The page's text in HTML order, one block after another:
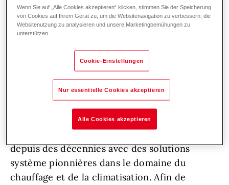
Pour élargir et renforcer notre équipe de
service dans la Suisse romande, nous te
cherchons !
En tant qu'entreprise technologique de
depuis des décennies avec des solutions
système pionnières dans le domaine du
chauffage et de la climatisation. Afin de
Wenn Sie auf „Alle Cookies akzeptieren“ klicken, stimmen Sie der Speicherung
von Cookies auf Ihrem Gerät zu, um die Websitenavigation zu verbessern, die
Websitenutzung zu analysieren und unsere Marketingbemühungen zu
unterstützen.
Cookie-Einstellungen
Nur essentielle Cookies akzeptieren
Alle Cookies akzeptieren